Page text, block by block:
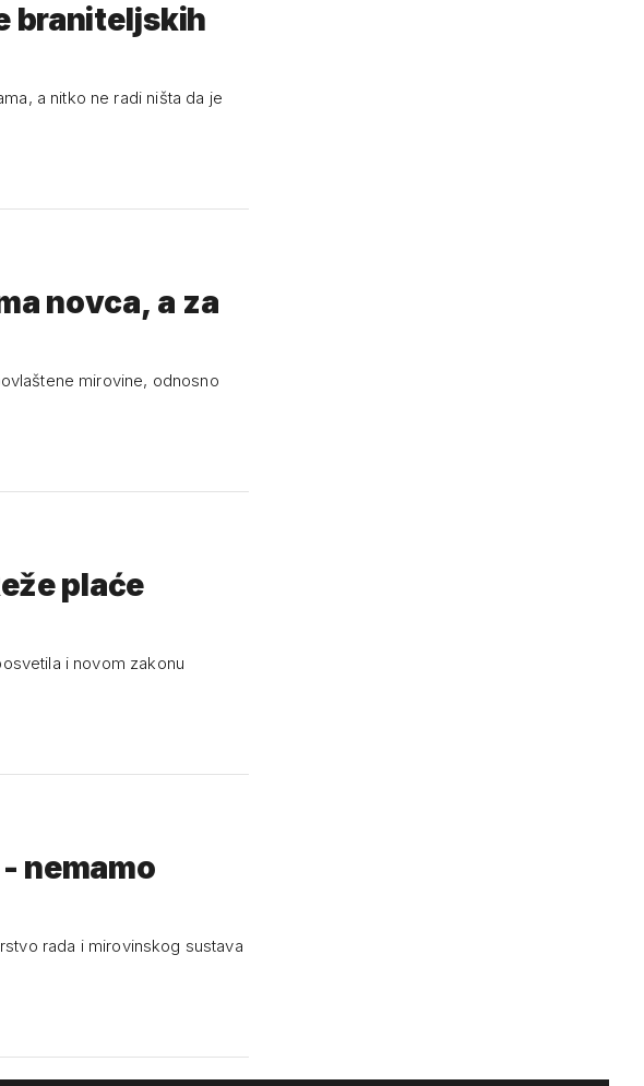
braniteljskih
a nitko ne radi ništa da je
novca, a za
mirovine, odnosno
plaće
i novom zakonu
nemamo
rada i mirovinskog sustava